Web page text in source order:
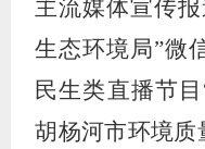
主流媒体宣传
生态环境局”微
民生类直播节目
胡杨河市环境质